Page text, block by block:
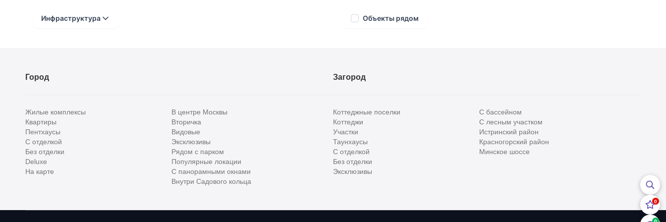
Инфраструктура
Детские сады
Поликлиники
Больницы
Объекты рядом
Город
Жилые комплексы
Квартиры
Пентхаусы
С отделкой
Без отделки
Deluxe
На карте
В центре Москвы
Вторичка
Видовые
Эксклюзивы
Рядом с парком
Популярные локации
С панорамными окнами
Внутри Садового кольца
Загород
Коттеджные поселки
Коттеджи
Участки
Таунхаусы
С отделкой
Без отделки
Эксклюзивы
С бассейном
С лесным участком
Истринский район
Красногорский район
Минское шоссе
0
Все
Сегодня